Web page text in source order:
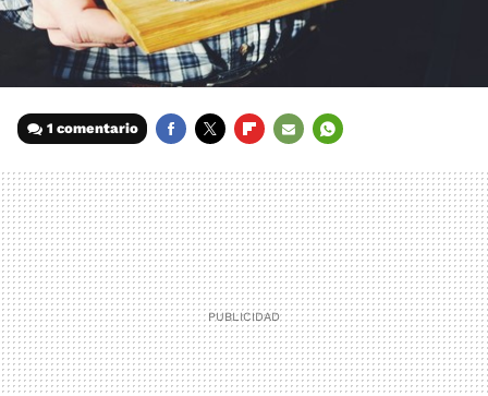
1 comentario
MAIL